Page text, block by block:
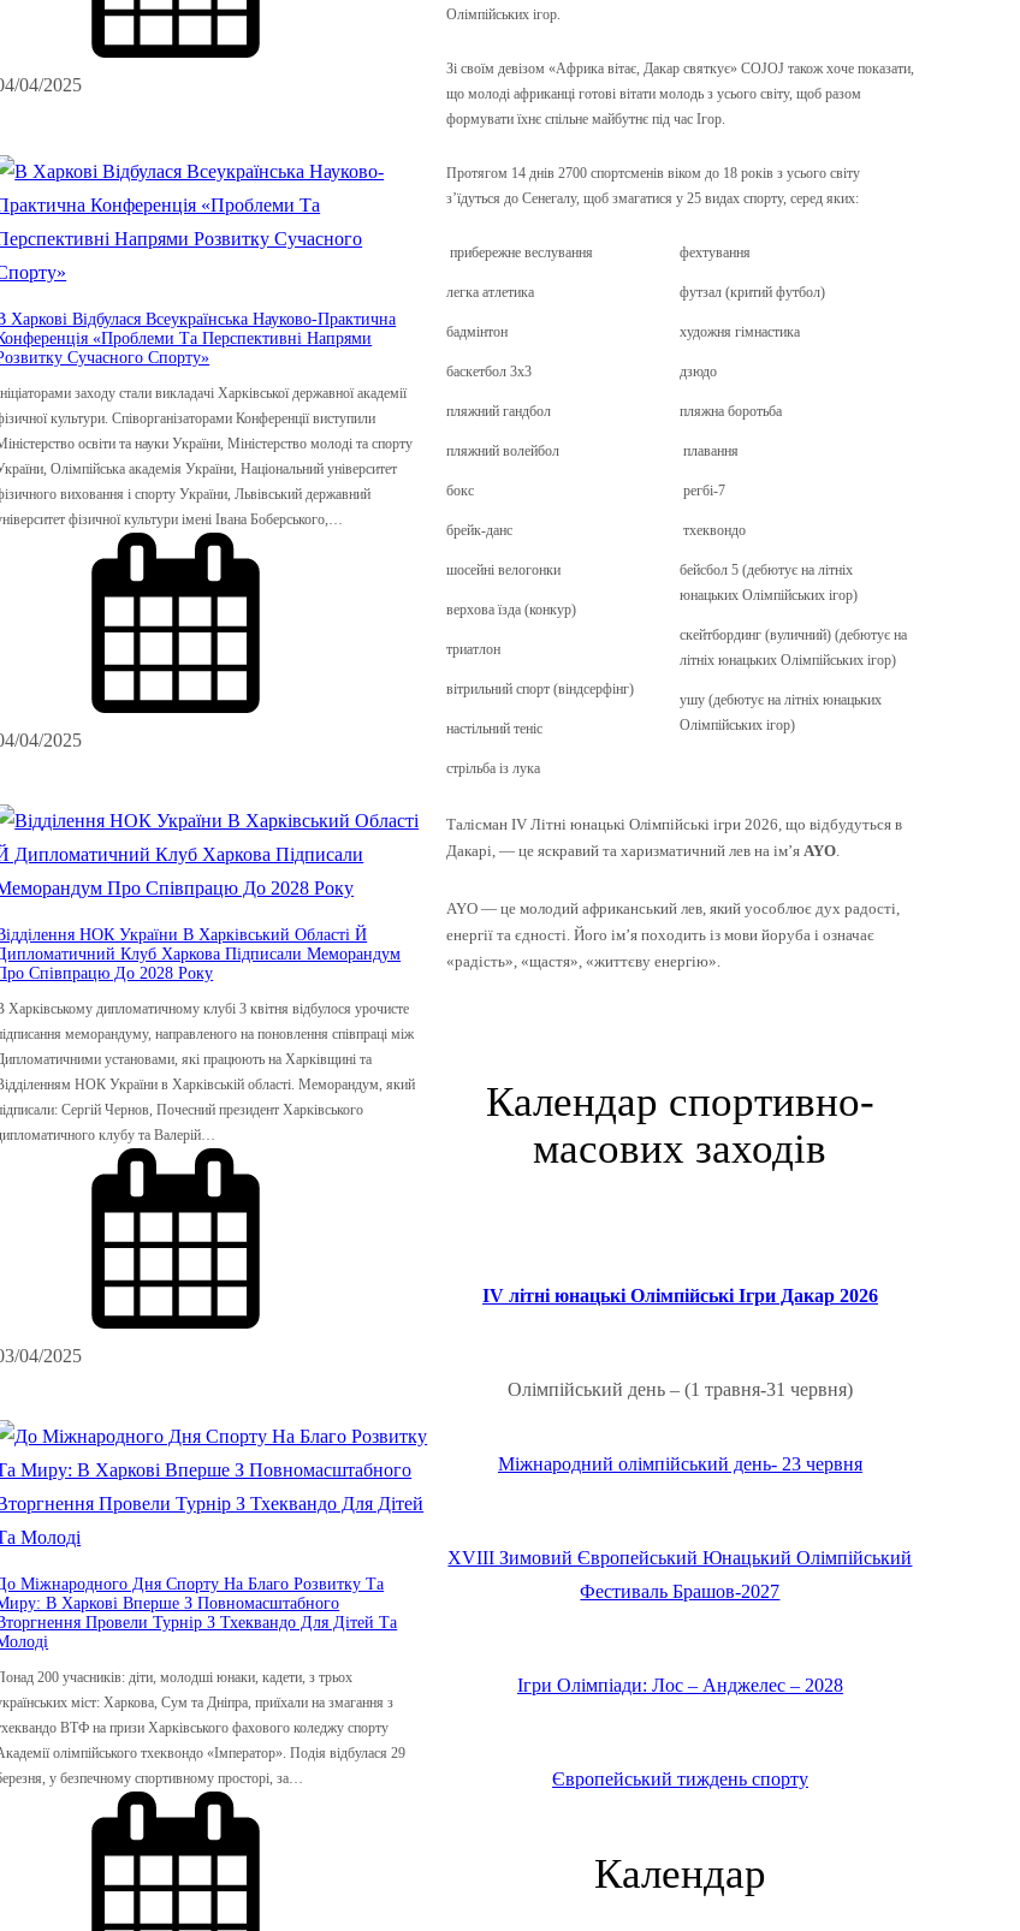
04/2025
Харкові Відбулася Всеукраїнська Науково-Практична
«Проблеми Та Перспективні Напрями
Сучасного Спорту»
заходу стали викладачі Харківської державної академії
культури. Співорганізаторами Конференції виступили
освіти та науки України, Міністерство молоді та спорту
Олімпійська академія України, Національний університет
виховання і спорту України, Львівський державний
фізичної культури імені Івана Боберського,…
04/2025
НОК України В Харківський Області Й
Клуб Харкова Підписали Меморандум
Співпрацю До 2028 Року
Харківському дипломатичному клубі 3 квітня відбулося урочисте
меморандуму, направленого на поновлення співпраці між
установами, які працюють на Харківщині та
НОК України в Харківській області. Меморандум, який
Сергій Чернов, Почесний президент Харківського
клубу та Валерій…
04/2025
Міжнародного Дня Спорту На Благо Розвитку Та
В Харкові Вперше З Повномасштабного
Провели Турнір З Тхеквандо Для Дітей Та
200 учасників: діти, молодші юнаки, кадети, з трьох
міст: Харкова, Сум та Дніпра, приїхали на змагання з
ВТФ на призи Харківського фахового коледжу спорту
олімпійського тхеквондо «Імператор». Подія відбулася 29
у безпечному спортивному просторі, за…
Олімпійських ігор.
Зі своїм девізом «Африка вітає, Дакар святкує» COJOJ також хоче показати,
що молоді африканці готові вітати молодь з усього світу, щоб разом
формувати їхнє спільне майбутнє під час Ігор.
Протягом 14 днів 2700 спортсменів віком до 18 років з усього світу
з’їдуться до Сенегалу, щоб змагатися у 25 видах спорту, серед яких:
прибережне веслування
легка атлетика
бадмінтон
баскетбол 3х3
пляжний гандбол
пляжний волейбол
бокс
брейк-данс
шосейні велогонки
верхова їзда (конкур)
триатлон
вітрильний спорт (віндсерфінг)
настільний теніс
стрільба із лука
фехтування
футзал (критий футбол)
художня гімнастика
дзюдо
пляжна боротьба
плавання
регбі-7
тхеквондо
бейсбол 5 (дебютує на літніх
юнацьких Олімпійських ігор)
скейтбординг (вуличний) (дебютує на
літніх юнацьких Олімпійських ігор)
ушу (дебютує на літніх юнацьких
Олімпійських ігор)
Талісман IV Літні юнацькі Олімпійські ігри 2026, що відбудуться в
Дакарі, — це яскравий та харизматичний лев на ім’я AYO.
AYO — це молодий африканський лев, який уособлює дух радості,
енергії та єдності. Його ім’я походить із мови йоруба і означає
«радість», «щастя», «життєву енергію».
Календар спортивно-
масових заходів
IV літні юнацькі Олімпійські Ігри Дакар 2026
Олімпійський день – (1 травня-31 червня)
Міжнародний олімпійський день- 23 червня
XVIIІ Зимовий Європейський Юнацький Олімпійський
Фестиваль Брашов-2027
Ігри Олімпіади: Лос – Анджелес – 2028
Європейський тиждень спорту
Календар